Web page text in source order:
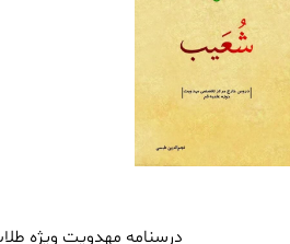
درسنامه مهدویت ویژه